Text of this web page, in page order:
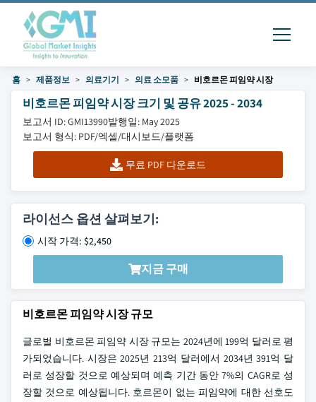
홈 제품정보 의료기기 의료 소모품 비호르몬 피임약 시장
비호르몬 피임약 시장 크기 및 공유 2025 - 2034
보고서 ID: GMI13990발행일: May 2025
보고서 형식: PDF/엑셀/대시보드/플랫폼
무료 PDF 다운로드
라이선스 옵션 살펴보기:
시작 가격: $2,450
지금 구매
비호르몬 피임약 시장 규모
글로벌 비호르몬 피임약 시장 규모는 2024년에 199억 달러로 평
가되었습니다. 시장은 2025년 213억 달러에서 2034년 391억 달
러로 성장할 것으로 예상되며 예측 기간 동안 7%의 CAGR로 성
장할 것으로 예상됩니다. 호르몬이 없는 피임약에 대한 선호도